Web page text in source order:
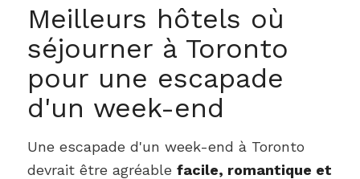
Meilleurs hôtels où
séjourner à Toronto
pour une escapade
d'un week-end
Une escapade d'un week-end à Toronto
devrait être agréable facile, romantique et